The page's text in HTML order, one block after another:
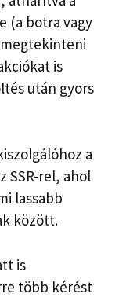
(a botra vagy
is
után gyors
a
SSR-rel, ahol
lassabb
között.
is
több kérést